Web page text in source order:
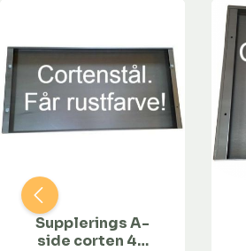
Supplerings A-
side corten 40